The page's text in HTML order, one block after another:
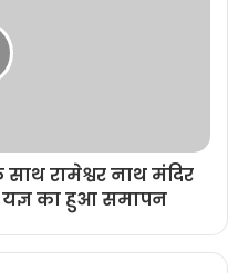
रामेश्वर नाथ मंदिर
यज्ञ का हुआ समापन